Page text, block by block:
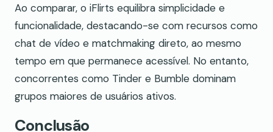
Ao comparar, o iFlirts equilibra simplicidade e
funcionalidade, destacando-se com recursos como
chat de vídeo e matchmaking direto, ao mesmo
tempo em que permanece acessível. No entanto,
concorrentes como Tinder e Bumble dominam
grupos maiores de usuários ativos.
Conclusão